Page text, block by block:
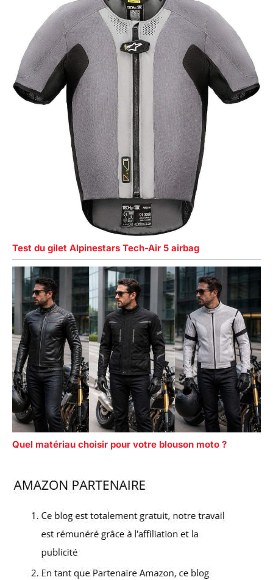
Test du gilet Alpinestars Tech-Air 5 airbag
Quel matériau choisir pour votre blouson moto ?